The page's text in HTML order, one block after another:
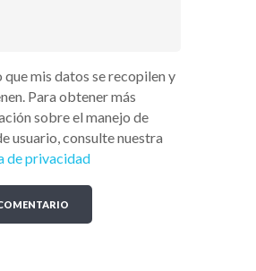
mis datos se recopilen y
Para obtener más
sobre el manejo de
usuario, consulte nuestra
de privacidad